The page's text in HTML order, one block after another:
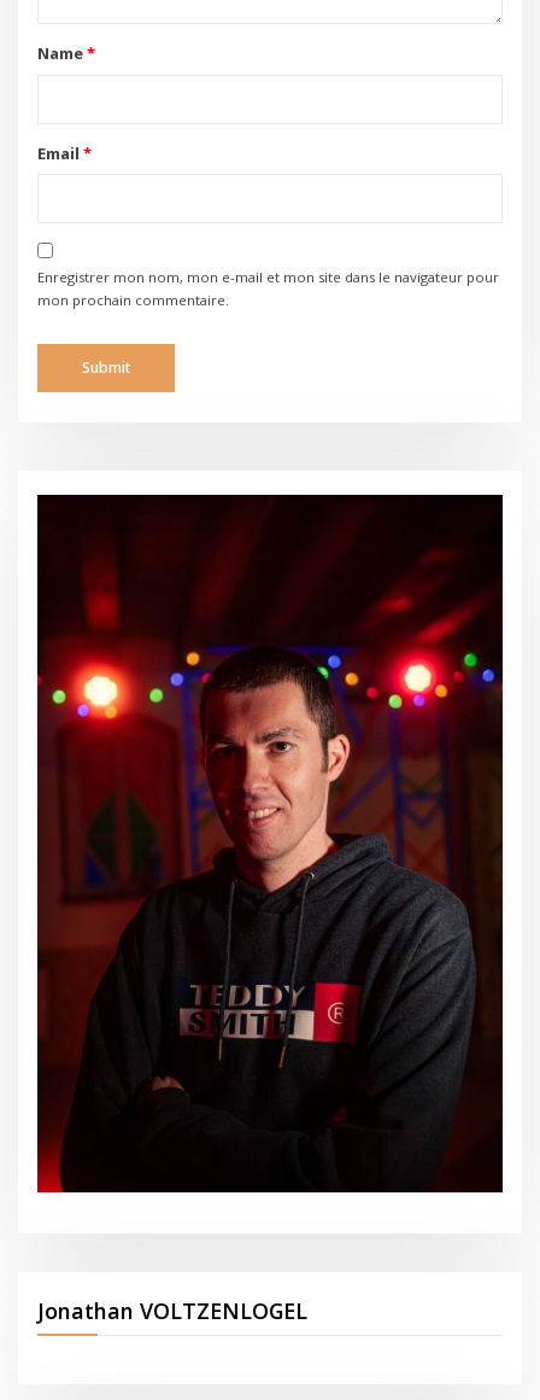
Name*
Email *
Enregistrer mon nom, mon e-mail et mon site dans le navigateur pour
mon prochain commentaire.
Jonathan VOLTZENLOGEL